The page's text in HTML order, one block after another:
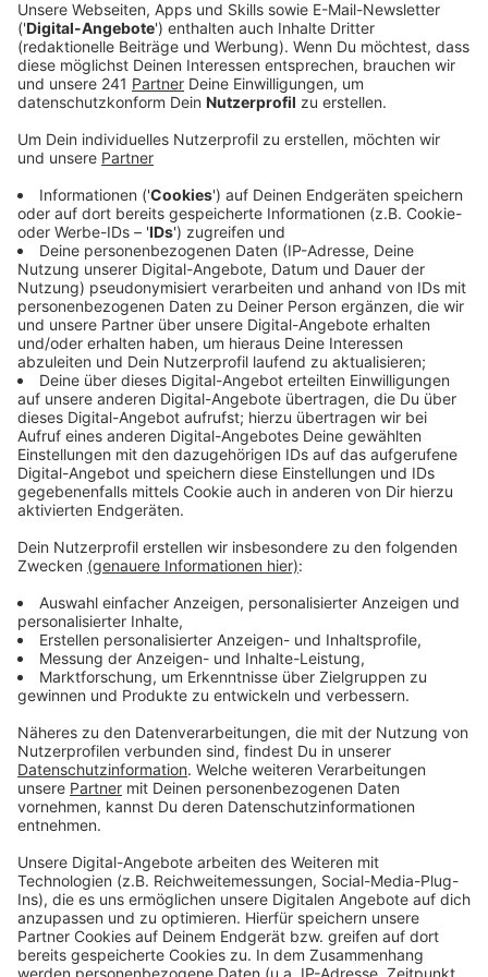
Anzeige
Demnach war die Frau auf einem Feldweg in Bornheim-
Walberberg unterwegs, als sie von einem Radfahrer
auf ein Feld gezogen wurde. Nachdem der Unbekannte
die Frau attackiert hatte, kam es, so die Polizei, zum
Sexualdelikt. Schon am Samstag suchte die Polizei
mit einer Hundestaffel und einem Hubschrauber nach
dem unbekannten Mann – allerdings ohne Erfolg.
Anzeige
Polizei sucht Zeugen
Anzeige
- ca. 28 bis 35 Jahre alt
- ca. 160 bis 165 cm groß mit schlanker Statur
- schwarze, kurze Haare
- eingefallene Wangen und leichter Bartschatten
über der Oberlippe
- bekleidet mit: einem schwarzen T-Shirt und einer
hellen Hose
- sprach gebrochen deutsch
Die Bonner Kriminalpolizei hat die Ermittlungen
aufgenommen. Sie bittet um Hinweise.
Anzeige